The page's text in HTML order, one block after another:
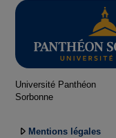
Université Panthéon
Sorbonne
Mentions légales